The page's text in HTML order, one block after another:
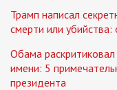
Трамп написал
смерти или
Обама
имени: 5
президента